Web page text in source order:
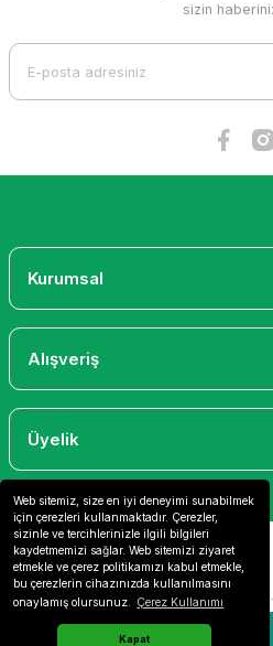
Web sitemiz, size en iyi deneyimi sunabilmek
için çerezleri kullanmaktadır. Çerezler,
sizinle ve tercihlerinizle ilgili bilgileri
kaydetmemizi sağlar. Web sitemizi ziyaret
etmekle ve çerez politikamızı kabul etmekle,
bu çerezlerin cihazınızda kullanılmasını
onaylamış olursunuz.
Çerez Kullanımı
Kapat
sizin
Kurumsal
Alışveriş
Üyelik
2024 Copyright IdeaSoft -